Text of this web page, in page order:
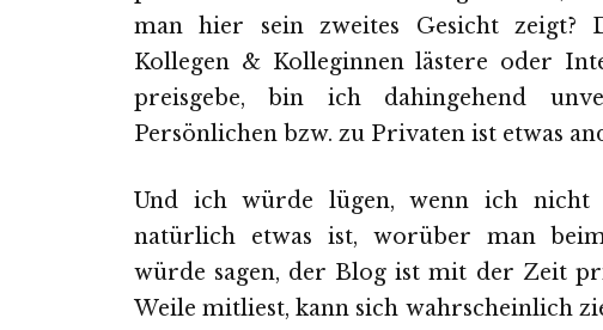
man hier sein zweites Gesicht
Kollegen & Kolleginnen lästere oder
preisgebe, bin ich dahingehend
Persönlichen bzw. zu Privaten ist etwas
Und ich würde lügen, wenn ich nicht
natürlich etwas ist, worüber man
würde sagen, der Blog ist mit der Zeit
Weile mitliest, kann sich wahrscheinlich